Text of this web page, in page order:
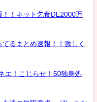
！！ネット乞食DE2000万
るまとめ速報！！激しく
エ！こじらせ！50独身処